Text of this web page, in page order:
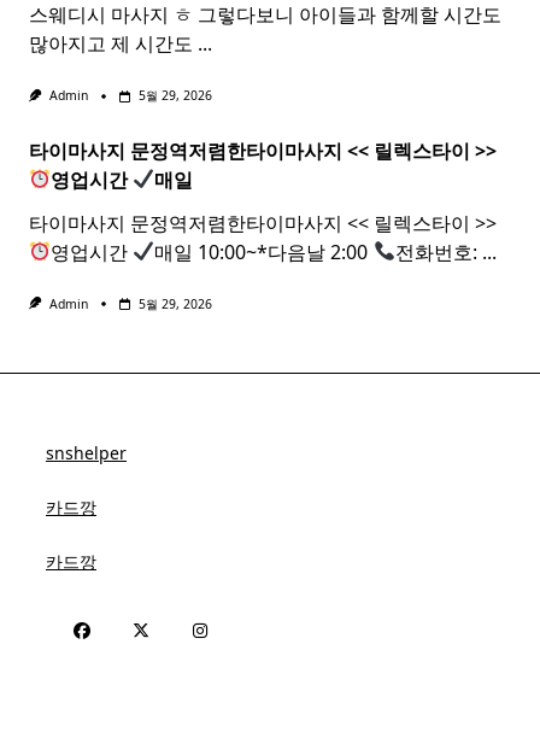
스웨디시 마사지 ㅎ 그렇다보니 아이들과 함께할 시간도
많아지고 제 시간도 ...
Admin 5월 29, 2026
타이마사지 문정역저렴한타이마사지 << 릴렉스타이 >>
영업시간
매일
타이마사지 문정역저렴한타이마사지 << 릴렉스타이 >>
영업시간
매일 10:00~*다음날 2:00 전화번호: ...
Admin 5월 29, 2026
snshelper
카드깡
카드깡